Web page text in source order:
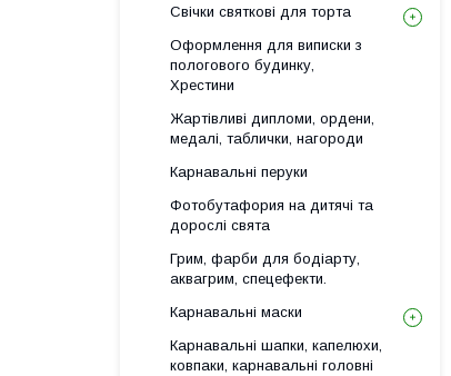
Свічки святкові для торта
Оформлення для виписки з
пологового будинку,
Хрестини
Жартівливі дипломи, ордени,
медалі, таблички, нагороди
Карнавальні перуки
Фотобутафория на дитячі та
дорослі свята
Грим, фарби для бодіарту,
аквагрим, спецефекти.
Карнавальні маски
Карнавальні шапки, капелюхи,
ковпаки, карнавальні головні